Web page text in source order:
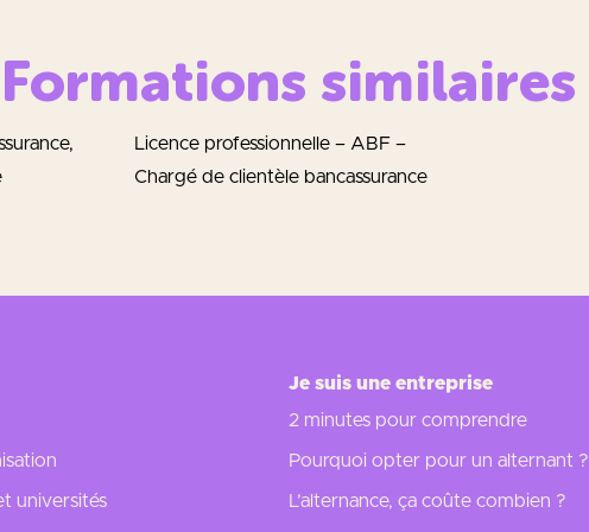
Formations similaires
Licence professionnelle – ABF –
Chargé de clientèle bancassurance
universités
Je suis une entreprise
2 minutes pour comprendre
Pourquoi opter pour un alternant ?
L’alternance, ça coûte combien ?